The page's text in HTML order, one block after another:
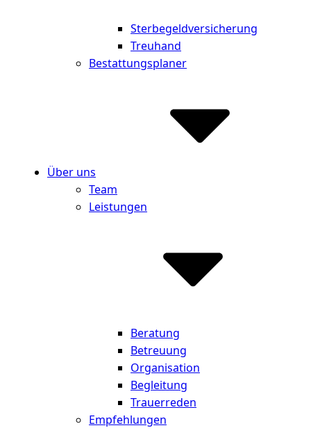
Sterbegeldversicherung
Treuhand
Bestattungsplaner
Über uns
Team
Leistungen
Beratung
Betreuung
Organisation
Begleitung
Trauerreden
Empfehlungen